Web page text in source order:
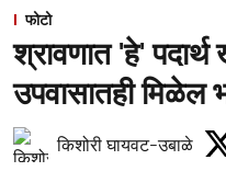
फोटो
श्रावणात 'हे' पदार्थ
उपवासातही मिळेल
किशोरी घायवट-उबाळे